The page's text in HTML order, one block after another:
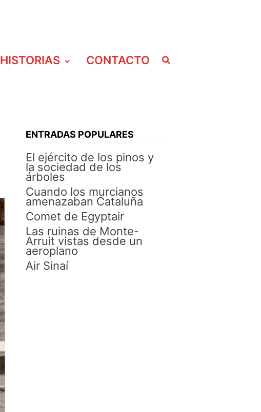
HISTORIAS CONTACTO
ENTRADAS POPULARES
El ejército de los pinos y
la sociedad de los
árboles
Cuando los murcianos
amenazaban Cataluña
Comet de Egyptair
Las ruinas de Monte-
Arruit vistas desde un
aeroplano
Air Sinaí